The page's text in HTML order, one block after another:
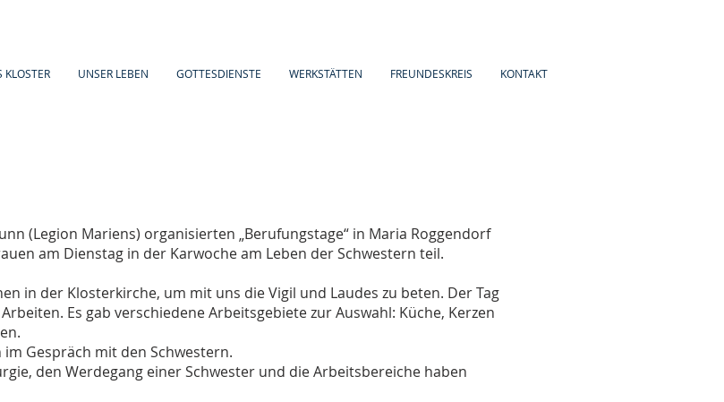
KLOSTER UNSER LEBEN GOTTESDIENSTE WERKSTÄTTEN FREUNDESKREIS KONTAKT
(Legion Mariens) organisierten „Berufungstage“ in Maria Roggendorf
am Dienstag in der Karwoche am Leben der Schwestern teil.
in der Klosterkirche, um mit uns die Vigil und Laudes zu beten. Der Tag
Es gab verschiedene Arbeitsgebiete zur Auswahl: Küche, Kerzen
Gespräch mit den Schwestern.
den Werdegang einer Schwester und die Arbeitsbereiche haben